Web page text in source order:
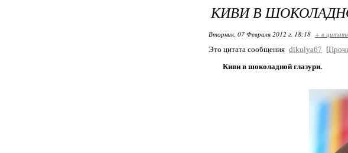
КИВИ В
Вторник, 07 Февраля 2012 г. 18:18 + в
Это цитата сообщения dikulya67 [
Киви в шоколадной глазури.